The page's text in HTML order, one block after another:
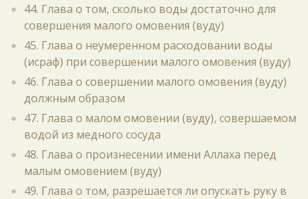
44. Глава о том, сколько воды достаточно для
совершения малого омовения (вуду)
45. Глава о неумеренном расходовании воды
(исраф) при совершении малого омовения (вуду)
46. Глава о совершении малого омовения (вуду)
должным образом
47. Глава о малом омовении (вуду), совершаемом
водой из медного сосуда
48. Глава о произнесении имени Аллаха перед
малым омовением (вуду)
49. Глава о том, разрешается ли опускать руку в